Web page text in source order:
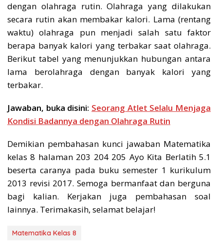
dengan olahraga rutin. Olahraga yang dilakukan
secara rutin akan membakar kalori. Lama (rentang
waktu) olahraga pun menjadi salah satu faktor
berapa banyak kalori yang terbakar saat olahraga.
Berikut tabel yang menunjukkan hubungan antara
lama berolahraga dengan banyak kalori yang
terbakar.
Jawaban, buka disini: Seorang Atlet Selalu Menjaga
Kondisi Badannya dengan Olahraga Rutin
Demikian pembahasan kunci jawaban Matematika
kelas 8 halaman 203 204 205 Ayo Kita Berlatih 5.1
beserta caranya pada buku semester 1 kurikulum
2013 revisi 2017. Semoga bermanfaat dan berguna
bagi kalian. Kerjakan juga pembahasan soal
lainnya. Terimakasih, selamat belajar!
Matematika Kelas 8